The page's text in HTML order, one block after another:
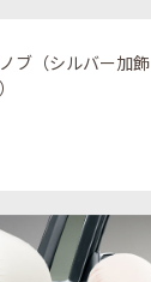
ブ（シルバー加